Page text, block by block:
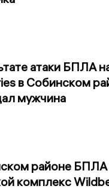
атаки БПЛА
в Собинском
мужчина
районе БПЛА
комплекс